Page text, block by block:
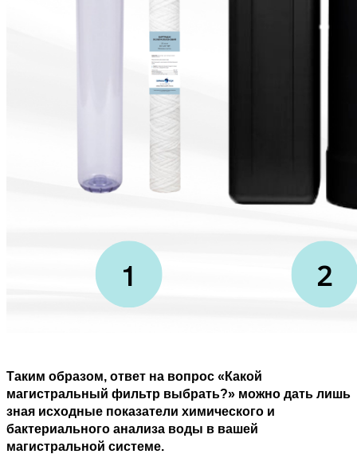
Таким образом, ответ на вопрос «Какой
магистральный фильтр выбрать?» можно дать лишь
зная исходные показатели химического и
бактериального анализа воды в вашей
магистральной системе.